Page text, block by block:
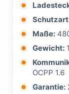
Maße:
Gewicht:
OCPP 1.6
Garantie: